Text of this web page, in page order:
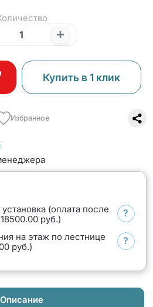
Купить в 1 клик
Избранное
(оплата после
руб.)
?
на этаж по лестнице
руб.)
?
Описание